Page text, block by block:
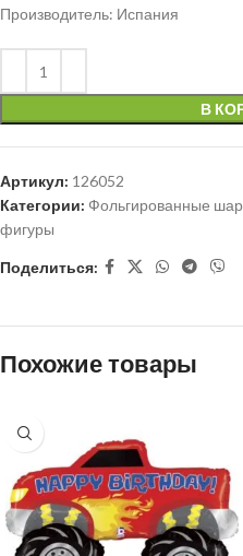
Производитель: Испания
В
Артикул: 126052
Категории: Фольгированные
фигуры
Поделиться:
Похожие товары